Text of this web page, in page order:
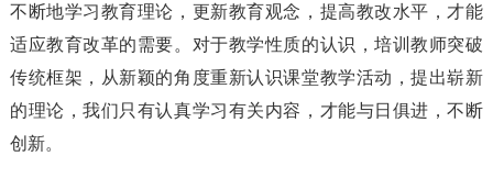
不断地学习教育理论，更新教育观念，提高教改水平，才能
适应教育改革的需要。对于教学性质的认识，培训教师突破
传统框架，从新颖的角度重新认识课堂教学活动，提出崭新
的理论，我们只有认真学习有关内容，才能与日俱进，不断
创新。